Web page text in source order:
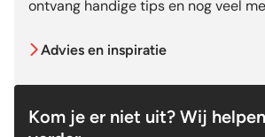
ontvang handige tips en nog veel
Advies en inspiratie
Kom je er niet uit? Wij